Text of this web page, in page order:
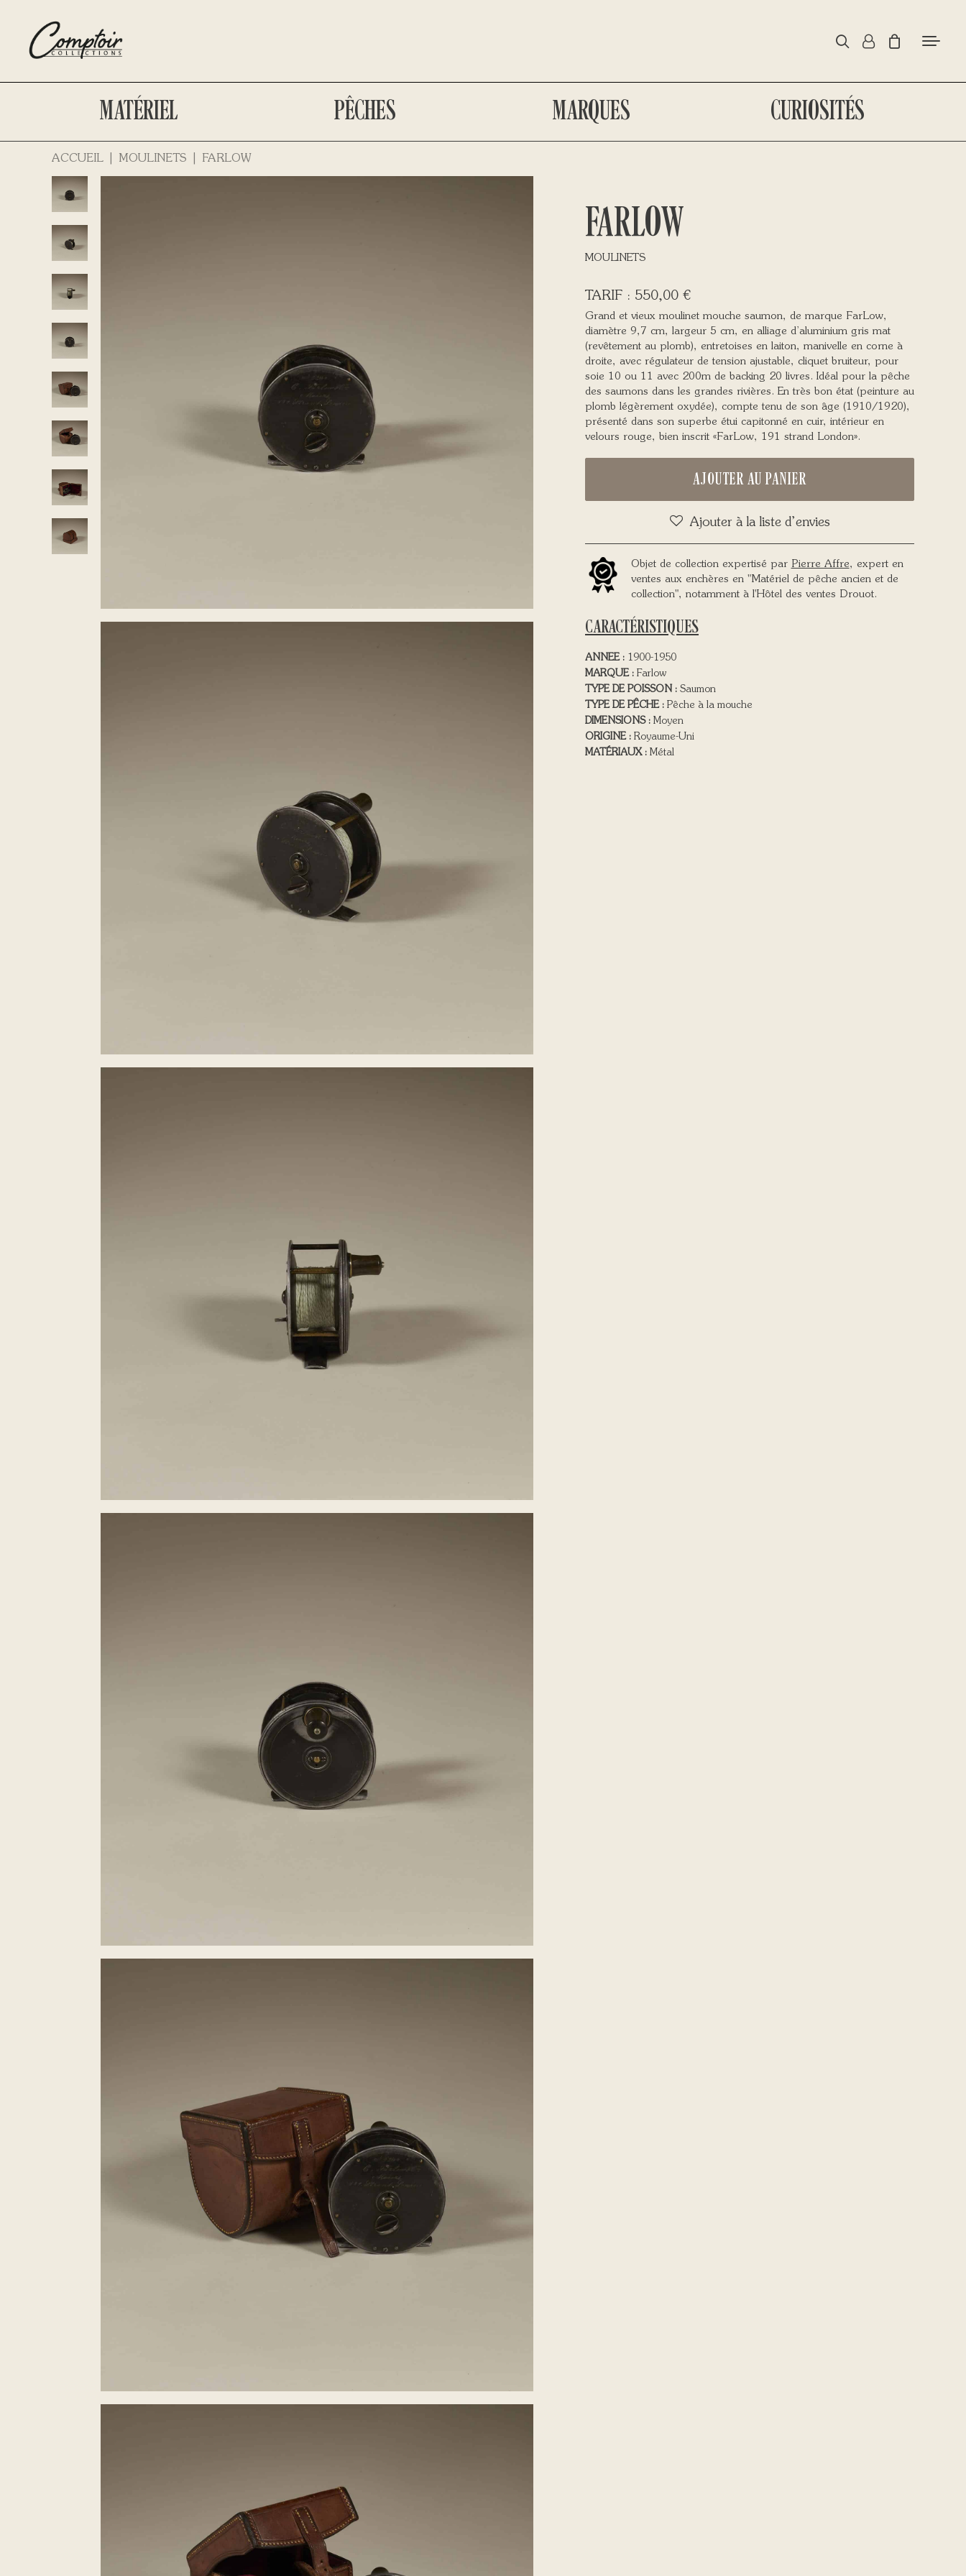
MATÉRIEL PÊCHES MARQUES CURIOSITÉS
ACCUEIL MOULINETS FARLOW
FARLOW
MOULINETS
550,00 €
Grand et vieux moulinet mouche saumon, de marque FarLow,
diamètre 9,7 cm, largeur 5 cm, en alliage d’aluminium gris mat
(revêtement au plomb), entretoises en laiton, manivelle en corne à
droite, avec régulateur de tension ajustable, cliquet bruiteur, pour
soie 10 ou 11 avec 200m de backing 20 livres. Idéal pour la pêche
des saumons dans les grandes rivières. En très bon état (peinture au
plomb légèrement oxydée), compte tenu de son âge (1910/1920),
présenté dans son superbe étui capitonné en cuir, intérieur en
velours rouge, bien inscrit «FarLow, 191 strand London».
AJOUTER AU PANIER
Ajouter à la liste d’envies
Objet de collection expertisé par Pierre Affre, expert en
ventes aux enchères en "Matériel de pêche ancien et de
collection", notamment à l'Hôtel des ventes Drouot.
CARACTÉRISTIQUES
ANNEE : 1900-1950
MARQUE : Farlow
TYPE DE POISSON : Saumon
TYPE DE PÊCHE : Pêche à la mouche
DIMENSIONS : Moyen
ORIGINE : Royaume-Uni
MATÉRIAUX : Métal